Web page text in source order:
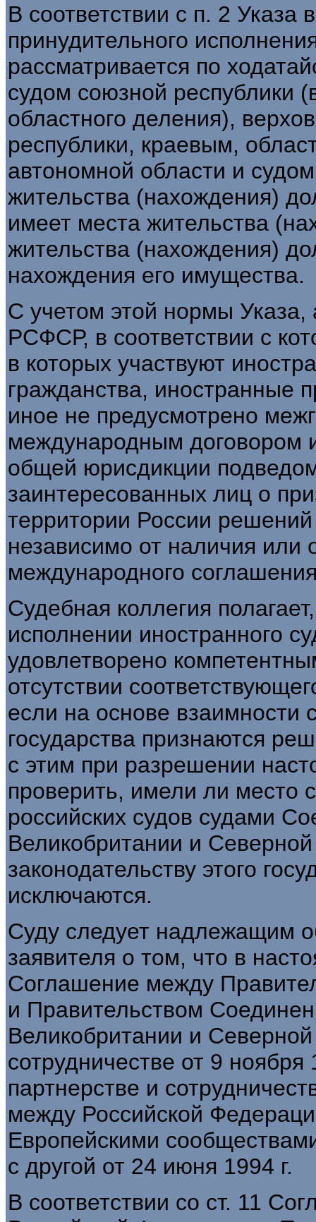
В соответствии с п. 2 Указа
принудительного
рассматривается по
судом союзной республики
областного деления),
республики, краевым,
автономной области и
жительства (нахождения)
имеет места жительства
жительства (нахождения)
нахождения его имущества.
С учетом этой нормы
РСФСР, в соответствии с
в которых участвуют
гражданства, иностранные
иное не предусмотрено
международным договором
общей юрисдикции
заинтересованных лиц о
территории России
независимо от наличия или
международного
Судебная коллегия
исполнении иностранного
удовлетворено
отсутствии
если на основе взаимности
государства признаются
с этим при разрешении
проверить, имели ли место
российских судов судами
Великобритании и
законодательству этого
исключаются.
Суду следует надлежащим
заявителя о том, что в
Соглашение между
и Правительством
Великобритании и
сотрудничестве от 9
партнерстве и
между Российской
Европейскими
с другой от 24 июня 1994 г.
В соответствии со ст. 11